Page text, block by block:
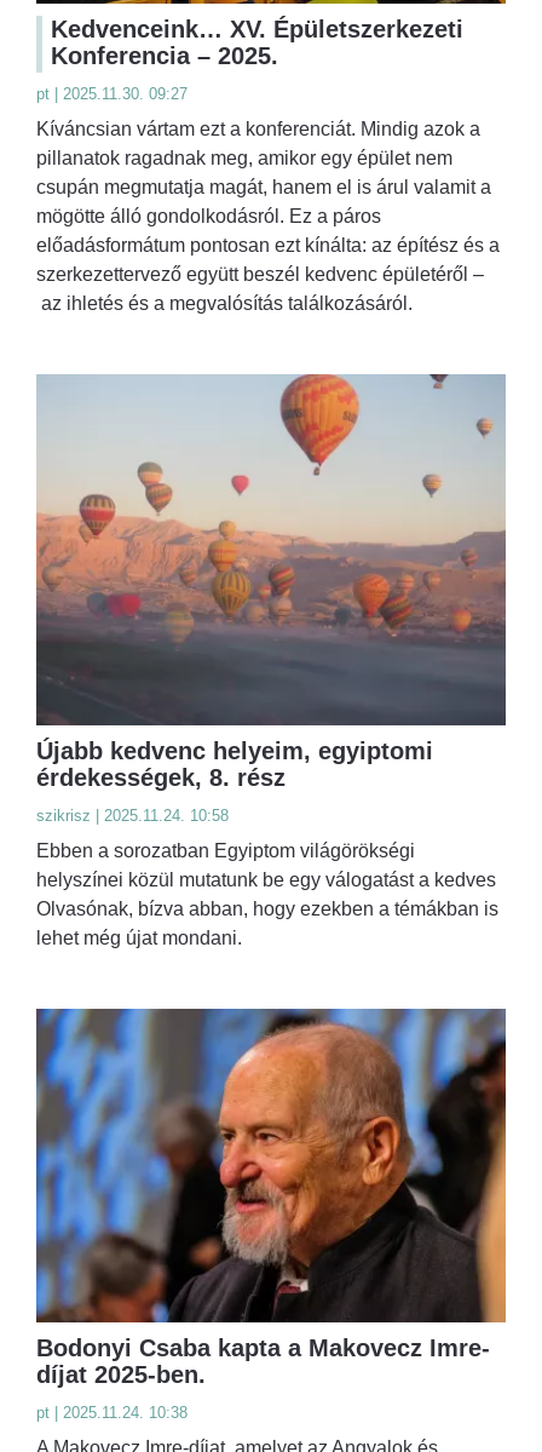
Kedvenceink… XV. Épületszerkezeti
Konferencia – 2025.
pt | 2025.11.30. 09:27
Kíváncsian vártam ezt a konferenciát. Mindig azok a
pillanatok ragadnak meg, amikor egy épület nem
csupán megmutatja magát, hanem el is árul valamit a
mögötte álló gondolkodásról. Ez a páros
előadásformátum pontosan ezt kínálta: az építész és a
szerkezettervező együtt beszél kedvenc épületéről –
az ihletés és a megvalósítás találkozásáról.
Újabb kedvenc helyeim, egyiptomi
érdekességek, 8. rész
szikrisz | 2025.11.24. 10:58
Ebben a sorozatban Egyiptom világörökségi
helyszínei közül mutatunk be egy válogatást a kedves
Olvasónak, bízva abban, hogy ezekben a témákban is
lehet még újat mondani.
Bodonyi Csaba kapta a Makovecz Imre-
díjat 2025-ben.
pt | 2025.11.24. 10:38